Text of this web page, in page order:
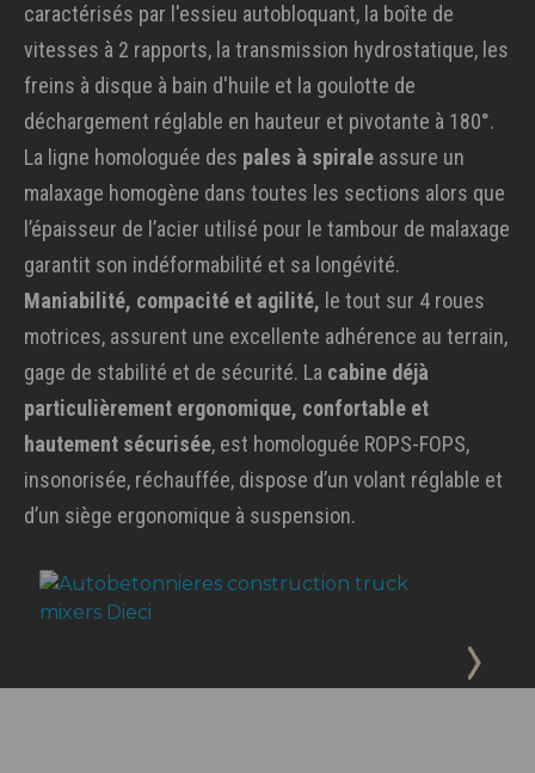
caractérisés par l'essieu autobloquant, la boîte de
vitesses à 2 rapports, la transmission hydrostatique, les
freins à disque à bain d'huile et la goulotte de
déchargement réglable en hauteur et pivotante à 180°.
La ligne homologuée des pales à spirale assure un
malaxage homogène dans toutes les sections alors que
l’épaisseur de l’acier utilisé pour le tambour de malaxage
garantit son indéformabilité et sa longévité.
Maniabilité, compacité et agilité, le tout sur 4 roues
motrices, assurent une excellente adhérence au terrain,
gage de stabilité et de sécurité. La cabine déjà
particulièrement ergonomique, confortable et
hautement sécurisée, est homologuée ROPS-FOPS,
insonorisée, réchauffée, dispose d’un volant réglable et
d’un siège ergonomique à suspension.